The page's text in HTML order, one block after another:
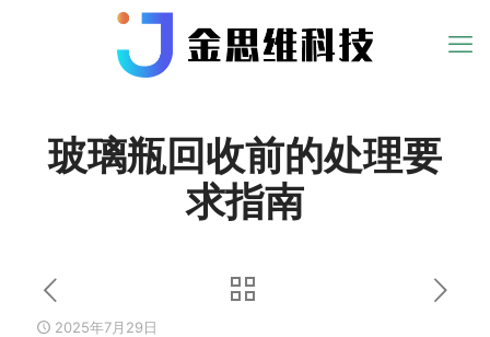
玻璃瓶回收前的处理要
求指南
2025年7月29日